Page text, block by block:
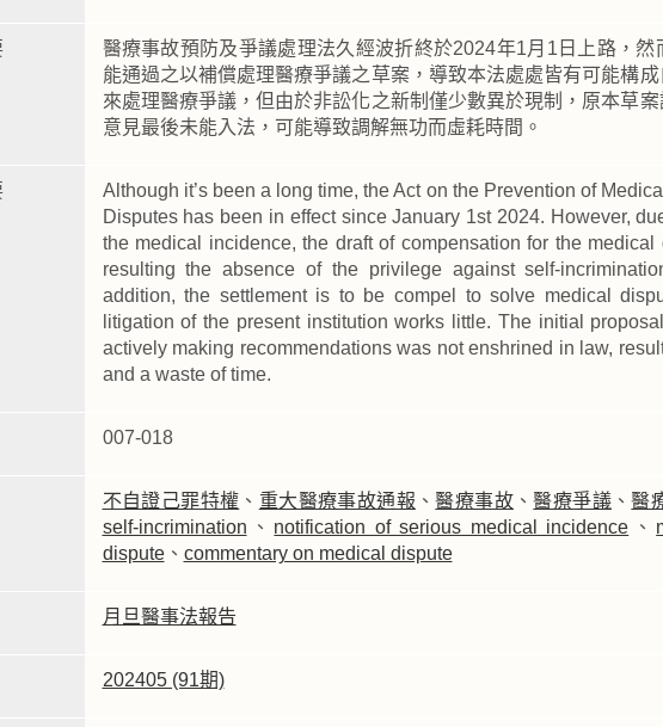
醫療事故預防及爭議處理法久經波折終於2024年1月1日上路，
能通過之以補償處理醫療爭議之草案，導致本法處處皆有可能構
來處理醫療爭議，但由於非訟化之新制僅少數異於現制，原本草
意見最後未能入法，可能導致調解無功而虛耗時間。
Although it’s been a long time, the Act on the Prevention of
Disputes has been in effect since January 1st 2024. However,
the medical incidence, the draft of compensation for the
resulting the absence of the privilege against self-
addition, the settlement is to be compel to solve medical
litigation of the present institution works little. The initial
actively making recommendations was not enshrined in law,
and a waste of time.
007-018
不自證己罪特權 、 重大醫療事故通報 、醫療事故、醫療爭議、醫
self-incrimination 、 notification of serious medical incidence 、
dispute、 commentary on medical dispute
月旦醫事法報告
202405 (91期)